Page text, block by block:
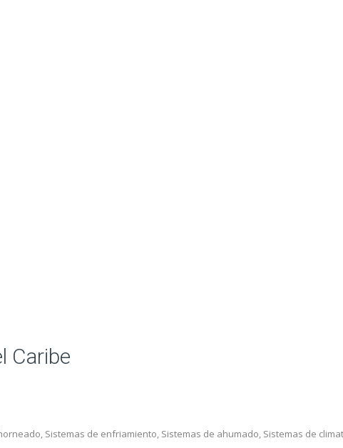
Caribe
Sistemas de enfriamiento, Sistemas de ahumado, Sistemas de